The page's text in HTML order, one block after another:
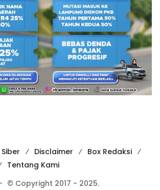
Disclaimer
Box Redaksi
Tentang Kami
© Copyright 2017 - 2025.